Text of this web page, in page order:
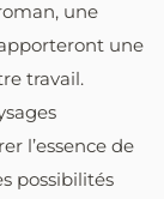
une
une
travail.
l’essence de
possibilités